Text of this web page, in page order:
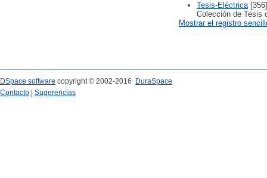
Tesis-Eléctrica[356]
Colección de Tesis
Mostrar el registro
DSpace software copyright © 2002-2016
DuraSpace
Contacto
Sugerencias